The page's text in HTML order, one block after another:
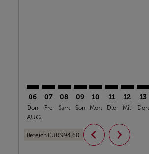
06
Don
AUG.
07
Fre
08
Sam
09
Son
10
Mon
11
Die
12
Mit
13
Don
BereichEUR 994,60 chevron_left chevron_right